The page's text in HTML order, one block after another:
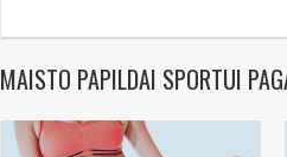
MAISTO PAPILDAI SPORTUI